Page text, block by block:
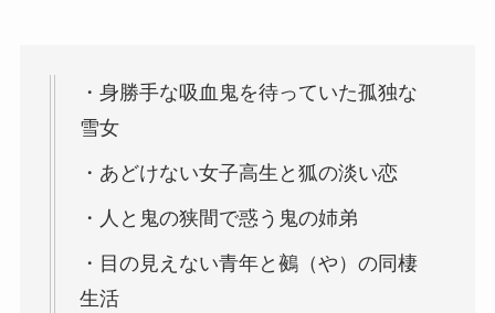
・身勝手な吸血鬼を待っていた孤独な
雪女
・あどけない女子高生と狐の淡い恋
・人と鬼の狭間で惑う鬼の姉弟
・目の見えない青年と鵺（や）の同棲
生活